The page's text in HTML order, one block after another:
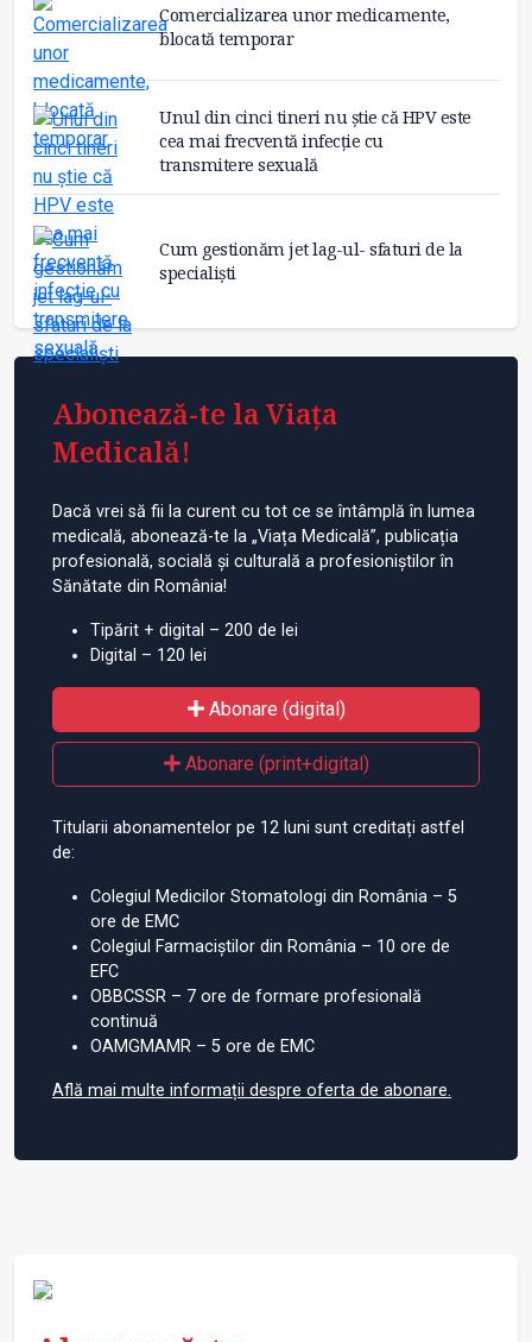
Comercializarea unor medicamente,
blocată temporar
Unul din cinci tineri nu știe că HPV este
cea mai frecventă infecție cu
transmitere sexuală
Cum gestionăm jet lag-ul- sfaturi de la
specialiști
Abonează-te la Viața
Medicală!
Dacă vrei să fii la curent cu tot ce se întâmplă în lumea
medicală, abonează-te la „Viața Medicală”, publicația
profesională, socială și culturală a profesioniștilor în
Sănătate din România!
Tipărit + digital – 200 de lei
Digital – 120 lei
Abonare (digital)
Abonare (print+digital)
Titularii abonamentelor pe 12 luni sunt creditați astfel
de:
Colegiul Medicilor Stomatologi din România – 5
ore de EMC
Colegiul Farmaciștilor din România – 10 ore de
EFC
OBBCSSR – 7 ore de formare profesională
continuă
OAMGMAMR – 5 ore de EMC
Află mai multe informații despre oferta de abonare.